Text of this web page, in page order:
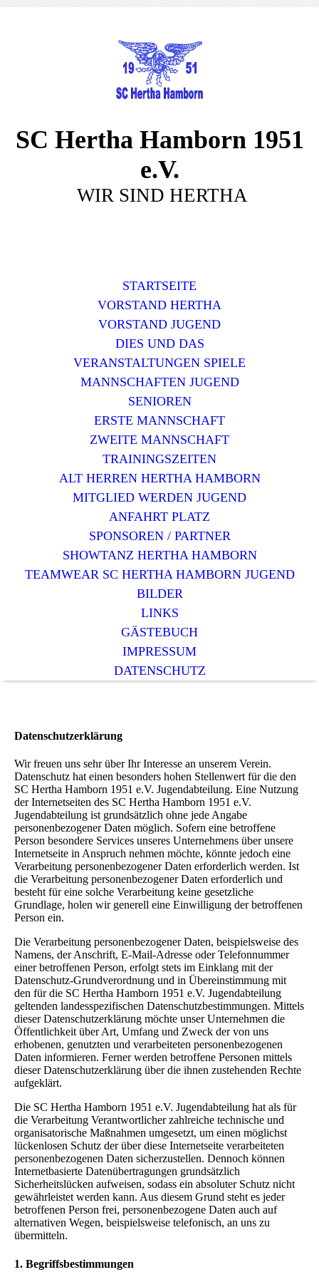
SC Hertha Hamborn 1951
e.V.
WIR SIND HERTHA
STARTSEITE
VORSTAND HERTHA
VORSTAND JUGEND
DIES UND DAS
VERANSTALTUNGEN SPIELE
MANNSCHAFTEN JUGEND
SENIOREN
ERSTE MANNSCHAFT
ZWEITE MANNSCHAFT
TRAININGSZEITEN
ALT HERREN HERTHA HAMBORN
MITGLIED WERDEN JUGEND
ANFAHRT PLATZ
SPONSOREN / PARTNER
SHOWTANZ HERTHA HAMBORN
TEAMWEAR SC HERTHA HAMBORN JUGEND
BILDER
LINKS
GÄSTEBUCH
IMPRESSUM
DATENSCHUTZ